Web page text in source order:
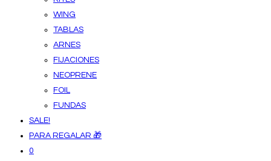
WING
TABLAS
ARNES
FIJACIONES
NEOPRENE
FOIL
FUNDAS
SALE!
PARA REGALAR 🎁
0